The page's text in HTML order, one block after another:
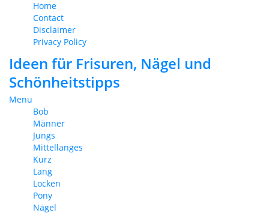
Home
Contact
Disclaimer
Privacy Policy
Ideen für Frisuren, Nägel und
Schönheitstipps
Menu
Bob
Männer
Jungs
Mittellanges
Kurz
Lang
Locken
Pony
Nägel